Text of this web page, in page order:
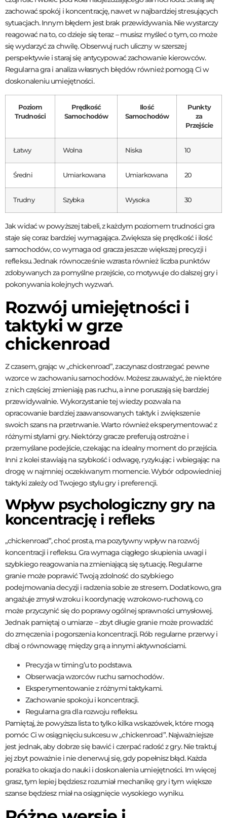
zachować spokój i koncentrację, nawet w najbardziej stresujących
sytuacjach. Innym błędem jest brak przewidywania. Nie wystarczy
reagować na to, co dzieje się teraz – musisz myśleć o tym, co może
się wydarzyć za chwilę. Obserwuj ruch uliczny w szerszej
perspektywie i staraj się antycypować zachowanie kierowców.
Regularna gra i analiza własnych błędów również pomogą Ci w
doskonaleniu umiejętności.
Poziom
Trudności
Prędkość
Samochodów
Ilość
Samochodów
Punkty
za
Przejście
Łatwy Wolna Niska 10
Średni Umiarkowana Umiarkowana 20
Trudny Szybka Wysoka 30
Jak widać w powyższej tabeli, z każdym poziomem trudności gra
staje się coraz bardziej wymagająca. Zwiększa się prędkość i ilość
samochodów, co wymaga od gracza jeszcze większej precyzji i
refleksu. Jednak równocześnie wzrasta również liczba punktów
zdobywanych za pomyślne przejście, co motywuje do dalszej gry i
pokonywania kolejnych wyzwań.
Rozwój umiejętności i
taktyki w grze
chickenroad
Z czasem, grając w „chickenroad”, zaczynasz dostrzegać pewne
wzorce w zachowaniu samochodów. Możesz zauważyć, że niektóre
z nich częściej zmieniają pas ruchu, a inne poruszają się bardziej
przewidywalnie. Wykorzystanie tej wiedzy pozwala na
opracowanie bardziej zaawansowanych taktyk i zwiększenie
swoich szans na przetrwanie. Warto również eksperymentować z
różnymi stylami gry. Niektórzy gracze preferują ostrożne i
przemyślane podejście, czekając na idealny moment do przejścia.
Inni z kolei stawiają na szybkość i odwagę, ryzykując i wbiegając na
drogę w najmniej oczekiwanym momencie. Wybór odpowiedniej
taktyki zależy od Twojego stylu gry i preferencji.
Wpływ psychologiczny gry na
koncentrację i refleks
„chickenroad”, choć prosta, ma pozytywny wpływ na rozwój
koncentracji i refleksu. Gra wymaga ciągłego skupienia uwagi i
szybkiego reagowania na zmieniającą się sytuację. Regularne
granie może poprawić Twoją zdolność do szybkiego
podejmowania decyzji i radzenia sobie ze stresem. Dodatkowo, gra
angażuje zmysł wzroku i koordynację wzrokowo-ruchową, co
może przyczynić się do poprawy ogólnej sprawności umysłowej.
Jednak pamiętaj o umiarze – zbyt długie granie może prowadzić
do zmęczenia i pogorszenia koncentracji. Rób regularne przerwy i
dbaj o równowagę między grą a innymi aktywnościami.
Precyzja w timing’u to podstawa.
Obserwacja wzorców ruchu samochodów.
Eksperymentowanie z różnymi taktykami.
Zachowanie spokoju i koncentracji.
Regularna gra dla rozwoju refleksu.
Pamiętaj, że powyższa lista to tylko kilka wskazówek, które mogą
pomóc Ci w osiągnięciu sukcesu w „chickenroad”. Najważniejsze
jest jednak, aby dobrze się bawić i czerpać radość z gry. Nie traktuj
jej zbyt poważnie i nie denerwuj się, gdy popełnisz błąd. Każda
porażka to okazja do nauki i doskonalenia umiejętności. Im więcej
grasz, tym lepiej będziesz rozumiał mechanikę gry i tym większe
szanse będziesz miał na osiągnięcie wysokiego wyniku.